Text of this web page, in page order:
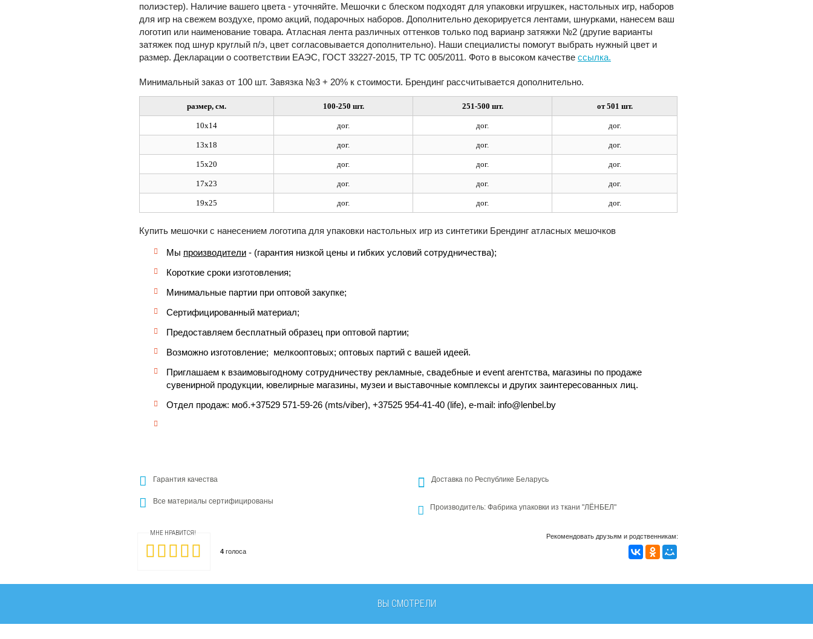
полиэстер). Наличие вашего цвета - уточняйте. Мешочки с блеском подходят для упаковки игрушкек, настольных игр, наборов
для игр на свежем воздухе, промо акций, подарочных наборов. Дополнительно декорируется лентами, шнурками, нанесем ваш
логотип или наименование товара. Атласная лента различных оттенков только под варианр затяжки №2 (другие варианты
затяжек под шнур круглый п/э, цвет согласовывается дополнительно). Наши специалисты помогут выбрать нужный цвет и
размер. Декларации о соответствии ЕАЭС, ГОСТ 33227-2015, ТР ТС 005/2011. Фото в высоком качестве ссылка.
Минимальный заказ от 100 шт. Завязка №3 + 20% к стоимости. Брендинг рассчитывается дополнительно.
размер, см. 100-250 шт. 251-500 шт. от 501 шт.
10х14 дог. дог. дог.
13х18 дог. дог. дог.
15х20 дог. дог. дог.
17х23 дог. дог. дог.
19х25 дог. дог. дог.
Купить мешочки с нанесением логотипа для упаковки настольных игр из синтетики Брендинг атласных мешочков
Мы производители - (гарантия низкой цены и гибких условий сотрудничества);
Короткие сроки изготовления;
Минимальные партии при оптовой закупке;
Сертифицированный материал;
Предоставляем бесплатный образец при оптовой партии;
Возможно изготовление; мелкооптовых; оптовых партий с вашей идеей.
Приглашаем к взаимовыгодному сотрудничеству рекламные, свадебные и event агентства, магазины по продаже
сувенирной продукции, ювелирные магазины, музеи и выставочные комплексы и других заинтересованных лиц.
Отдел продаж: моб.+37529 571-59-26 (mts/viber), +37525 954-41-40 (life), e-mail: info@lenbel.by
Доставка по Республике Беларусь
Производитель: Фабрика упаковки из ткани "ЛЁНБЕЛ"
Гарантия качества
Все материалы сертифицированы
МНЕ НРАВИТСЯ!
4 голоса
Рекомендовать друзьям и родственникам:
ВЫ СМОТРЕЛИ